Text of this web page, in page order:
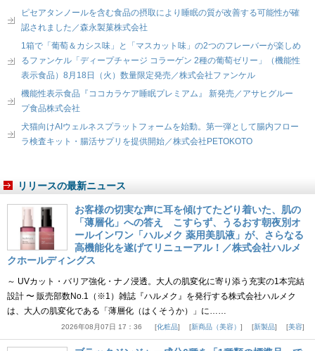
ピセアタンノールを含む食品の摂取により睡眠の質が改善する可能性が確
認されました／森永製菓株式会社
1箱で「葡萄＆カシス味」と「マスカット味」の2つのフレーバーが楽しめ
るファンケル「ディープチャージ コラーゲン 2種の葡萄ゼリー」（機能性
表示食品）8月18日（火）数量限定発売／株式会社ファンケル
機能性表示食品『ココカラケア睡眠プレミアム』 新発売／アサヒグルー
プ食品株式会社
犬猫向けAIウェルネスプラットフォームを始動。第一弾として腸内フロー
ラ検査キット・腸活サプリを提供開始／株式会社PETOKOTO
リリースの最新ニュース
お客様の切実な声に耳を傾けてたどり着いた、肌の
「薄層化」への答え こすらず、うるおす朝夜別オ
ールインワン「ハルメク 薬用美肌液」が、さらなる
高機能化を遂げてリニューアル！／株式会社ハルメ
クホールディングス
～ UVカット・バリア強化・ナノ浸透。大人の肌変化に寄り添う充実の1本完結
設計 〜 販売部数No.1（※1）雑誌『ハルメク』を発行する株式会社ハルメク
は、大人の肌変化である「薄層化（はくそうか）」に……
2026年08月07日 17：36 化粧品 新商品（美容） 新製品 美容